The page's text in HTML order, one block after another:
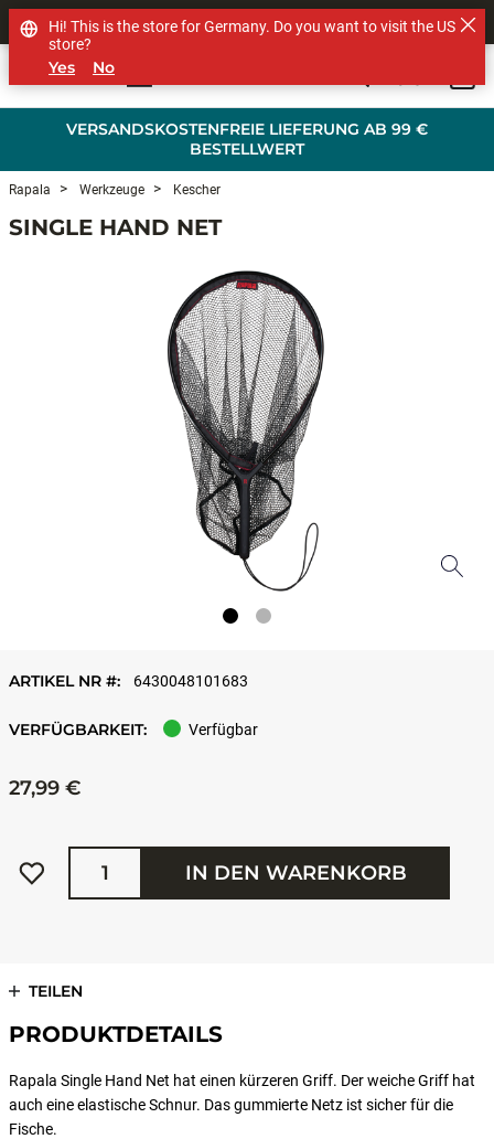
VERSANDSKOSTENFREIE LIEFERUNG AB 99 €
BESTELLWERT
SHOP OTHER BRANDS
Rapala Werkzeuge Kescher
SINGLE HAND NET
ARTIKEL NR #: 6430048101683
VERFÜGBARKEIT: Verfügbar
27,99 €
Menge
IN DEN WARENKORB
TEILEN
PRODUKTDETAILS
Rapala Single Hand Net hat einen kürzeren Griff. Der weiche Griff hat
auch eine elastische Schnur. Das gummierte Netz ist sicher für die
Fische.
Hi! This is the store for Germany. Do you want to visit the US
store?
Yes No